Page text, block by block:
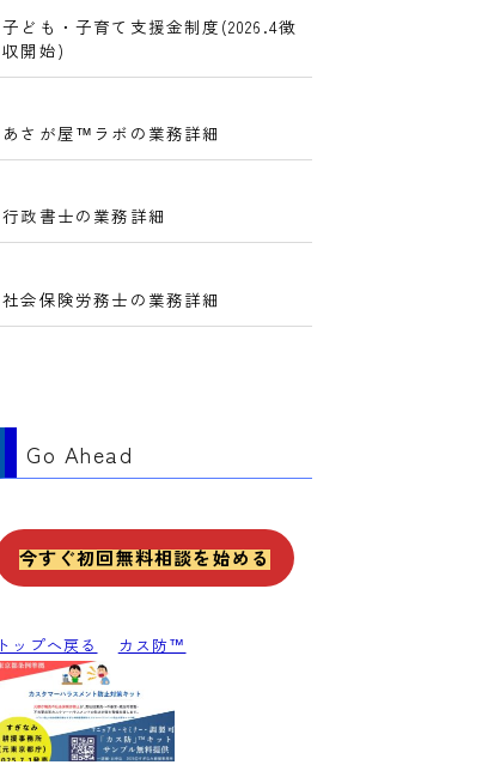
子ども・子育て支援金制度(2026.4徴
収開始)
あさが屋™ラボの業務詳細
行政書士の業務詳細
社会保険労務士の業務詳細
Go Ahead
今すぐ初回無料相談を始める
トップへ戻る カス防™